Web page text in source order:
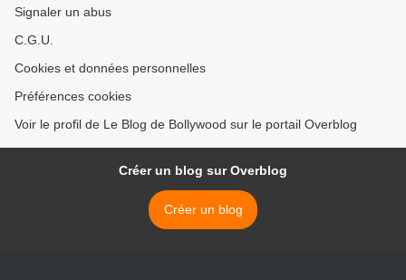
Signaler un abus
C.G.U.
Cookies et données personnelles
Préférences cookies
Voir le profil de Le Blog de Bollywood sur le portail Overblog
Créer un blog sur Overblog
Créer un blog